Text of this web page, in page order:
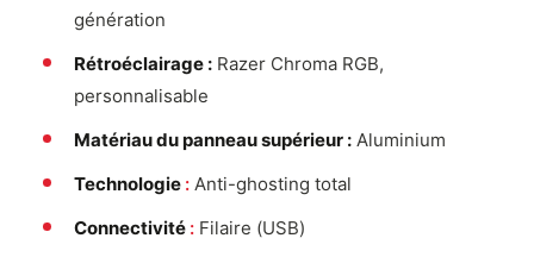
génération
Rétroéclairage : Razer Chroma RGB,
personnalisable
Matériau du panneau supérieur : Aluminium
Technologie : Anti-ghosting total
Connectivité : Filaire (USB)